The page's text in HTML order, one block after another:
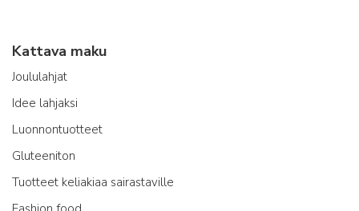
Kattava maku
Joululahjat
Idee lahjaksi
Luonnontuotteet
Gluteeniton
Tuotteet keliakiaa sairastaville